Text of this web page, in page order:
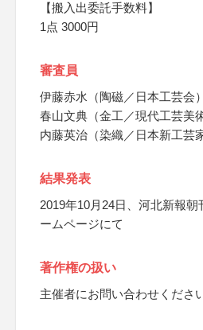
【搬入出委託手数料】
1点 3000円
審査員
伊藤赤水（陶磁／日本工芸会）
春山文典（金工／現代工芸美
内藤英治（染織／日本新工芸
結果発表
2019年10月24日、河北新報
ームページにて
著作権の扱い
主催者にお問い合わせくださ